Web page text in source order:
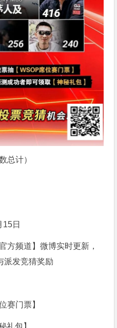
总计）
日
方频道】微博实时更新，
派发竞猜奖励
赛门票】
礼包】